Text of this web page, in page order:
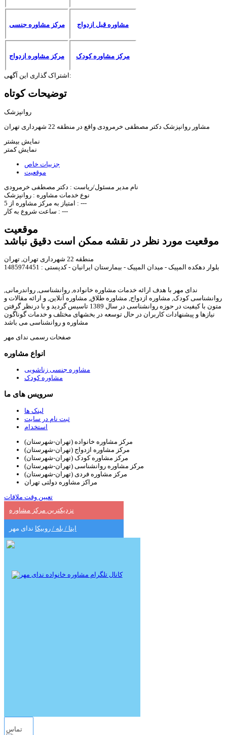
مرکز مشاوره جنسی مشاوره قبل ازدواج
مرکز مشاوره ازدواج مرکز مشاوره کودک
اشتراک گذاری این آگهی:
توضیحات کوتاه
روانپزشک
مشاور روانپزشک دکتر مصطفی خرمرودی واقع در منطقه 22 شهرداری تهران
نمایش بیشتر
نمایش کمتر
جزییات خاص
موقعیت
نام مدیر مسئول/ریاست : دکتر مصطفی خرمرودی
نوع خدمات مشاوره : روانپزشک
امتیاز به مرکز مشاوره از 5 : ---
ساعت شروع به کار : ---
موقعیت
موقعیت مورد نظر در نقشه ممکن است دقیق نباشد
منطقه 22 شهرداری تهران, تهران
بلوار دهکده المپیک - میدان المپیک - بیمارستان ایرانیان - کدپستی : 1485974451
ندای مهر با هدف ارائه خدمات مشاوره خانواده, روانشناسی, رواندرمانی,
روانشناسی کودک, مشاوره ازدواج, مشاوره طلاق, مشاوره آنلاین, و ارائه مقالات و
متون با کیفیت در حوزه روانشناسی در سال 1389 تاسیس گردید و با درنظر گرفتن
نیازها و پیشنهادات کاربران در حال توسعه در بخشهای مختلف و خدمات گوناگون
مشاوره و روانشناسی می باشد
صفحات رسمی ندای مهر
انواع مشاوره
مشاوره جنسی زناشویی
مشاوره کودک
سرویس های ما
لینک ها
ثبت نام در سایت
استخدام
مرکز مشاوره خانواده (تهران-شهرستان)
مرکز مشاوره ازدواج (تهران-شهرستان)
مرکز مشاوره کودک (تهران-شهرستان)
مرکز مشاوره روانشناسی (تهران-شهرستان)
مرکز مشاوره فردی (تهران-شهرستان)
مراکز مشاوره دولتی تهران
تعیین وقت ملاقات
نزدیکترین مرکز مشاوره
ایتا / بله / روبیکا ندای مهر
تماس